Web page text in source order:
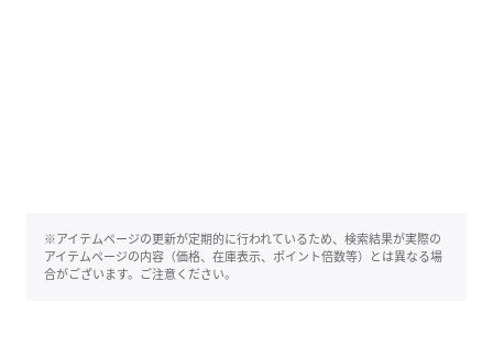
※アイテムページの更新が定期的に行われているため、検索結果が実際の
アイテムページの内容（価格、在庫表示、ポイント倍数等）とは異なる場
合がございます。ご注意ください。